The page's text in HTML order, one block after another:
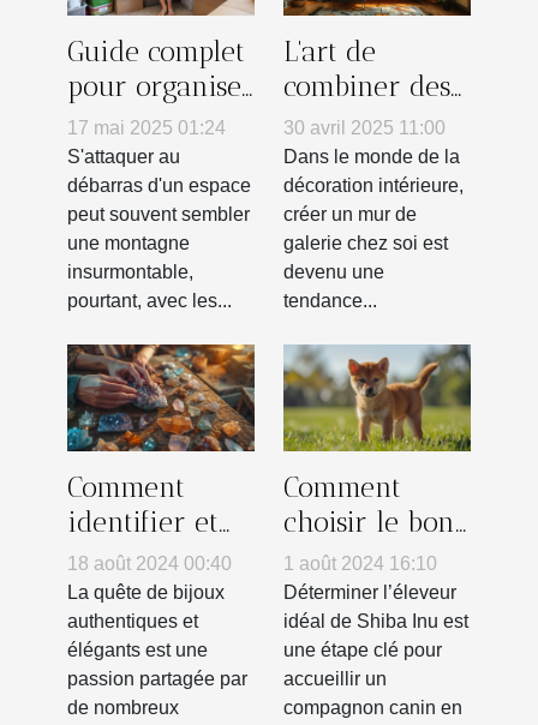
Guide complet
pour organiser
un débarras
efficace de
votre espace
17 mai 2025 01:24
S'attaquer au
débarras d'un espace
peut souvent sembler
une montagne
insurmontable,
pourtant, avec les...
L'art de
combiner des
posters pour
créer un mur
de galerie
chez soi
30 avril 2025 11:00
Dans le monde de la
décoration intérieure,
créer un mur de
galerie chez soi est
devenu une
tendance...
Comment
identifier et
choisir des
bijoux en
vraies pierres
naturelles
18 août 2024 00:40
La quête de bijoux
authentiques et
élégants est une
passion partagée par
de nombreux
Comment
choisir le bon
éleveur de
Shiba Inu
pour vous
1 août 2024 16:10
Déterminer l’éleveur
idéal de Shiba Inu est
une étape clé pour
accueillir un
compagnon canin en